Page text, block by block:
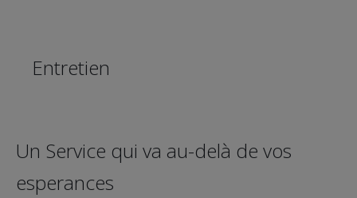
Entretien
Un Service qui va au-delà de vos
esperances